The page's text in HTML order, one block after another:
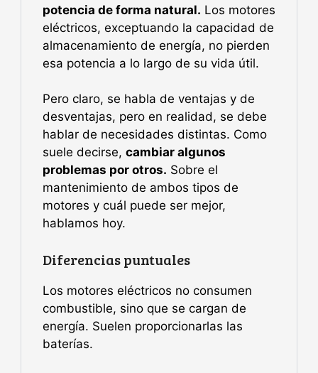
potencia de forma natural. Los motores
eléctricos, exceptuando la capacidad de
almacenamiento de energía, no pierden
esa potencia a lo largo de su vida útil.
Pero claro, se habla de ventajas y de
desventajas, pero en realidad, se debe
hablar de necesidades distintas. Como
suele decirse, cambiar algunos
problemas por otros. Sobre el
mantenimiento de ambos tipos de
motores y cuál puede ser mejor,
hablamos hoy.
Diferencias puntuales
Los motores eléctricos no consumen
combustible, sino que se cargan de
energía. Suelen proporcionarlas las
baterías.